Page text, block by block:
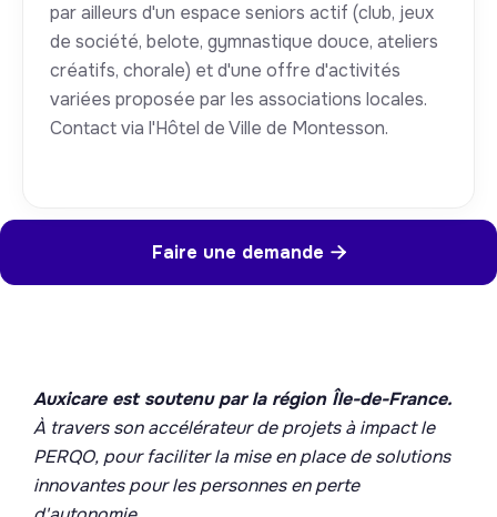
par ailleurs d'un espace seniors actif (club, jeux
de société, belote, gymnastique douce, ateliers
créatifs, chorale) et d'une offre d'activités
variées proposée par les associations locales.
Contact via l'Hôtel de Ville de Montesson.
Faire une demande 
Auxicare est soutenu par la région Île-de-France.
À travers son accélérateur de projets à impact le
PERQO, pour faciliter la mise en place de solutions
innovantes pour les personnes en perte